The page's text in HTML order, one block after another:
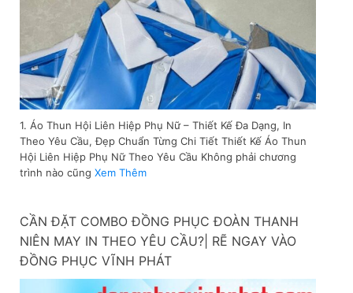
1. Áo Thun Hội Liên Hiệp Phụ Nữ – Thiết Kế Đa Dạng, In
Theo Yêu Cầu, Đẹp Chuẩn Từng Chi Tiết Thiết Kế Áo Thun
Hội Liên Hiệp Phụ Nữ Theo Yêu Cầu Không phải chương
trình nào cũng Xem Thêm
CẦN ĐẶT COMBO ĐỒNG PHỤC ĐOÀN THANH
NIÊN MAY IN THEO YÊU CẦU?| RẼ NGAY VÀO
ĐỒNG PHỤC VĨNH PHÁT